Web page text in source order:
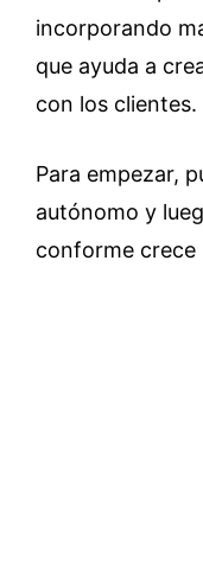
incorporando
que ayuda a
con los clientes.
Para empezar,
autónomo y
conforme crece